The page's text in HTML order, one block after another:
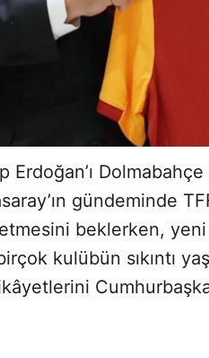
Dolmabahçe
gündeminde
etmesini beklerken,
kulübün sıkıntı